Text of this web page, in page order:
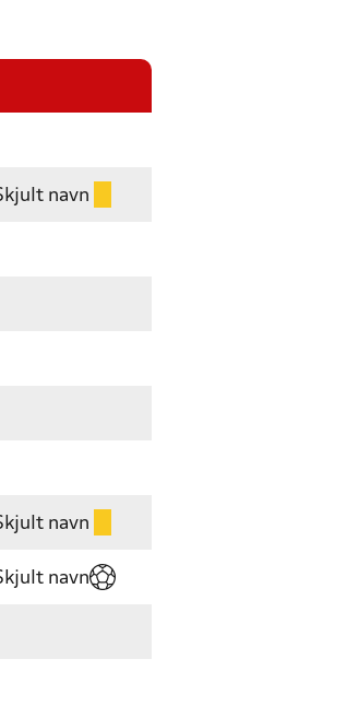
navn
navn
navn